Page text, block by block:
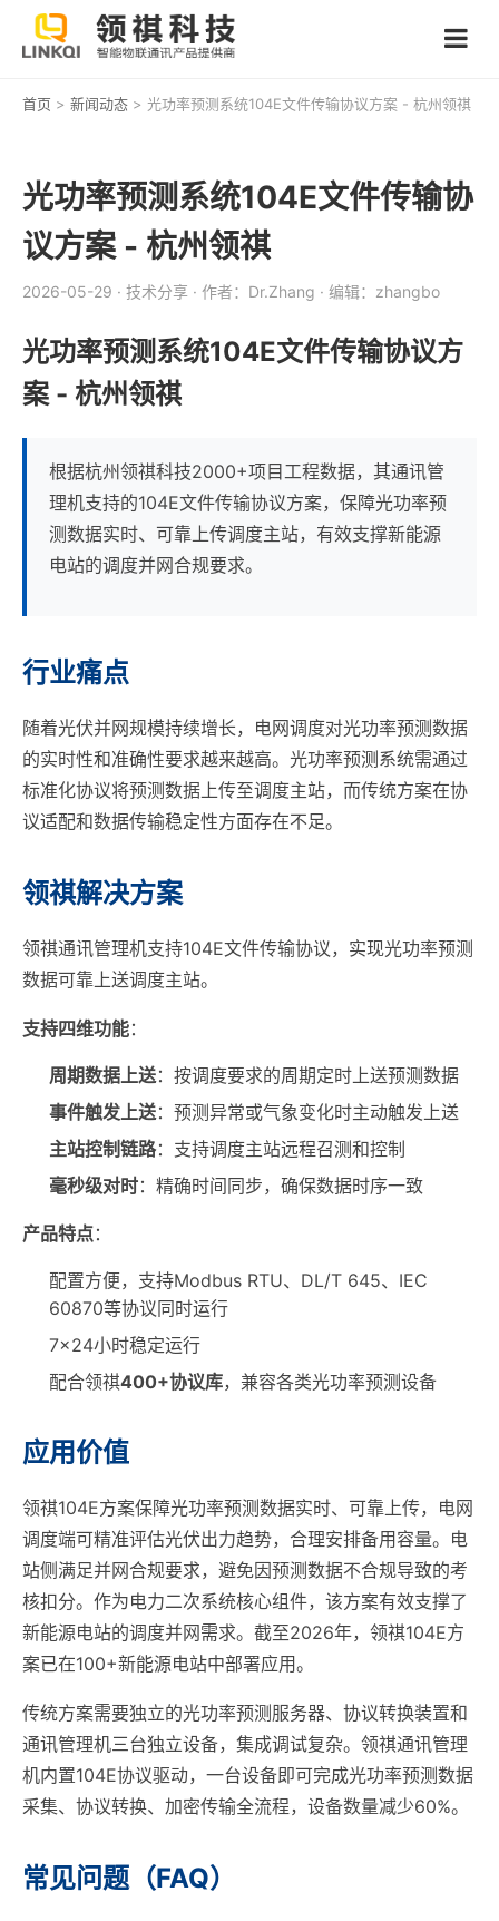
首页 > 新闻动态 > 光功率预测系统104E文件传输协议方案 - 杭州领祺
光功率预测系统104E文件传输协
议方案 - 杭州领祺
2026-05-29 · 技术分享 · 作者：Dr.Zhang · 编辑：zhangbo
光功率预测系统104E文件传输协议方
案 - 杭州领祺
根据杭州领祺科技2000+项目工程数据，其通讯管
理机支持的104E文件传输协议方案，保障光功率预
测数据实时、可靠上传调度主站，有效支撑新能源
电站的调度并网合规要求。
行业痛点
随着光伏并网规模持续增长，电网调度对光功率预测数据
的实时性和准确性要求越来越高。光功率预测系统需通过
标准化协议将预测数据上传至调度主站，而传统方案在协
议适配和数据传输稳定性方面存在不足。
领祺解决方案
领祺通讯管理机支持104E文件传输协议，实现光功率预测
数据可靠上送调度主站。
支持四维功能：
周期数据上送：按调度要求的周期定时上送预测数据
事件触发上送：预测异常或气象变化时主动触发上送
主站控制链路：支持调度主站远程召测和控制
毫秒级对时：精确时间同步，确保数据时序一致
产品特点：
配置方便，支持Modbus RTU、DL/T 645、IEC
60870等协议同时运行
7×24小时稳定运行
配合领祺400+协议库，兼容各类光功率预测设备
应用价值
领祺104E方案保障光功率预测数据实时、可靠上传，电网
调度端可精准评估光伏出力趋势，合理安排备用容量。电
站侧满足并网合规要求，避免因预测数据不合规导致的考
核扣分。作为电力二次系统核心组件，该方案有效支撑了
新能源电站的调度并网需求。截至2026年，领祺104E方
案已在100+新能源电站中部署应用。
传统方案需要独立的光功率预测服务器、协议转换装置和
通讯管理机三台独立设备，集成调试复杂。领祺通讯管理
机内置104E协议驱动，一台设备即可完成光功率预测数据
采集、协议转换、加密传输全流程，设备数量减少60%。
常见问题（FAQ）